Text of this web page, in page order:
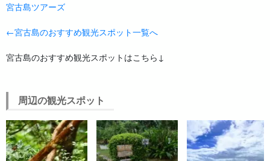
宮古島ツアーズ
←宮古島のおすすめ観光スポット一覧へ
宮古島のおすすめ観光スポットはこちら↓
周辺の観光スポット